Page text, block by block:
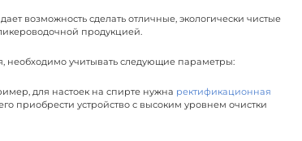
возможность сделать отличные, экологически чистые
продукцией.
необходимо учитывать следующие параметры:
для настоек на спирте нужна ректификационная
приобрести устройство с высоким уровнем очистки